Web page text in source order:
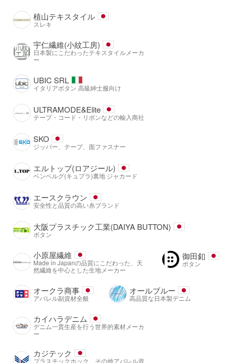
植山テキスタイル
スレキ
宇仁繊維(小紋工房)
日本製にこだわったテキスタイルメーカ
ー
UBIC SRL
イタリアボタン 高級紳士服向け
ULTRAMODE&Elite
テープ・コード・リボンなどの輸入商社
SKO
ジッパー、テープ、面ファスナー
エルトップ(ロアジール)
ベンベルグ(キュプラ)裏地 ジャカード
エースクラウン
安全性と品質の高い糸ブランド
大阪プラスチック工業(DAIYA BUTTON)
ボタン
小原屋繊維
Made in Japanの品質にこだわった、天
然繊維を中心とした生地メーカー
御田釦
ボタン
オークラ商事
アパレル副資材全般
オールブルー
高品質な日本製デニム
カイハラデニム
デニム一貫生産を行う世界的素材メーカ
ー
カジテック
プラスチックホック、その他アパレル資